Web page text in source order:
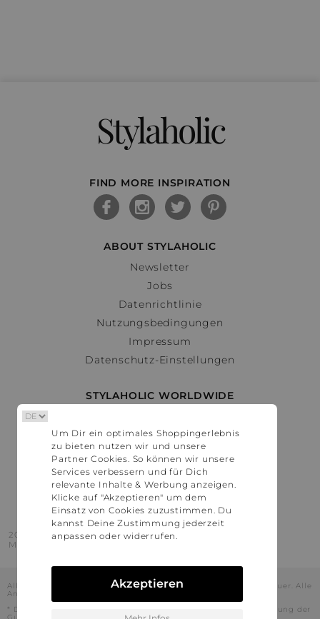
Stylaholic
FIND MORE INSPIRATION
ABOUT STYLAHOLIC
Newsletter
Jobs
Datenrichtlinie
Nutzungsbedingungen
Impressum
Datenschutz-Einstellungen
STYLAHOLIC WORLDWIDE
Österreich
Schweiz
France
United States
2016 - 2026 © Stylaholic.
Made for you with love in munich.
Alle Preise inkl. der jeweils geltenden gesetzlichen Mehrwertsteuer. Alle
Angaben ohne Gewähr.
* Die angezeigten Preise beinhalten Rabatte, die durch die Nutzung der
Gutschein-Codes auf den Seiten unserer Partner voraussichtlich
Um Dir ein optimales Shoppingerlebnis
zu bieten nutzen wir und unsere
Partner Cookies. So können wir unsere
Services verbessern und für Dich
relevante Inhalte & Werbung anzeigen.
Klicke auf "Akzeptieren" um dem
Einsatz von Cookies zuzustimmen. Du
kannst Deine Zustimmung jederzeit
anpassen oder widerrufen.
Akzeptieren